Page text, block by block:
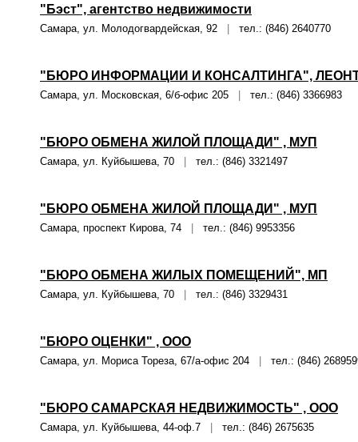
"Бэст", агентство недвижимости
Самара, ул. Молодогвардейская, 92 тел.: (846) 2640770
"БЮРО ИНФОРМАЦИИ И КОНСАЛТИНГА",
Самара, ул. Московская, 6/б-офис 205 тел.: (846) 3366983
"БЮРО ОБМЕНА ЖИЛОЙ ПЛОЩАДИ" , МУП
Самара, ул. Куйбышева, 70 тел.: (846) 3321497
"БЮРО ОБМЕНА ЖИЛОЙ ПЛОЩАДИ" , МУП
Самара, проспект Кирова, 74 тел.: (846) 9953356
"БЮРО ОБМЕНА ЖИЛЫХ ПОМЕЩЕНИЙ", МП
Самара, ул. Куйбышева, 70 тел.: (846) 3329431
"БЮРО ОЦЕНКИ" , ООО
Самара, ул. Мориса Тореза, 67/а-офис 204 тел.: (846)
"БЮРО САМАРСКАЯ НЕДВИЖИМОСТЬ" , ООО
Самара, ул. Куйбышева, 44-оф.7 тел.: (846) 2675635